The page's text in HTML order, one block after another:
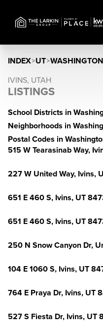
INDEX>UT>
IVINS, UTAH
LISTINGS
School Districts in
Neighborhoods in
Postal Codes in
515 W Tearasinab Way,
227 W United Way, Ivins,
651 E 460 S, Ivins, UT
651 E 460 S, Ivins, UT
250 N Snow Canyon Dr,
104 E 1060 S, Ivins, UT
764 E Praya Dr, Ivins, UT
527 S Fiesta Dr, Ivins, UT